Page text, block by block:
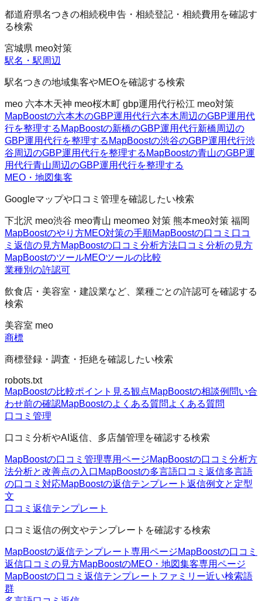
都道府県名つきの相続税申告・相続登記・相続費用を確認す
る検索
宮城県 meo対策
駅名・駅周辺
駅名つきの地域集客やMEOを確認する検索
meo 六本木天神 meo桜木町 gbp運用代行松江 meo対策
MapBoostの六本木のGBP運用代行六本木周辺のGBP運用代
行を整理する MapBoostの新橋のGBP運用代行新橋周辺の
GBP運用代行を整理する MapBoostの渋谷のGBP運用代行渋
谷周辺のGBP運用代行を整理する MapBoostの青山のGBP運
用代行青山周辺のGBP運用代行を整理する
MEO・地図集客
Googleマップや口コミ管理を確認したい検索
下北沢 meo渋谷 meo青山 meomeo 対策 熊本meo対策 福岡
MapBoostのやり方MEO対策の手順MapBoostの口コミ 口コ
ミ返信の見方MapBoostの口コミ分析方法口コミ分析の見方
MapBoostのツールMEOツールの比較
業種別の許認可
飲食店・美容室・建設業など、業種ごとの許認可を確認する
検索
美容室 meo
商標
商標登録・調査・拒絶を確認したい検索
robots.txt
MapBoostの比較ポイント 見る観点MapBoostの相談例 問い合
わせ前の確認MapBoostのよくある質問 よくある質問
口コミ管理
口コミ分析やAI返信、多店舗管理を確認する検索
MapBoostの口コミ管理専用ページMapBoostの口コミ分析方
法分析と改善点の入口 MapBoostの多言語口コミ返信多言語
の口コミ対応MapBoostの返信テンプレート 返信例文と定型
文
口コミ返信テンプレート
口コミ返信の例文やテンプレートを確認する検索
MapBoostの返信テンプレート 専用ページMapBoostの口コミ
返信口コミの見方MapBoostのMEO・地図集客専用ページ
MapBoostの口コミ返信テンプレートファミリー近い検索語
群